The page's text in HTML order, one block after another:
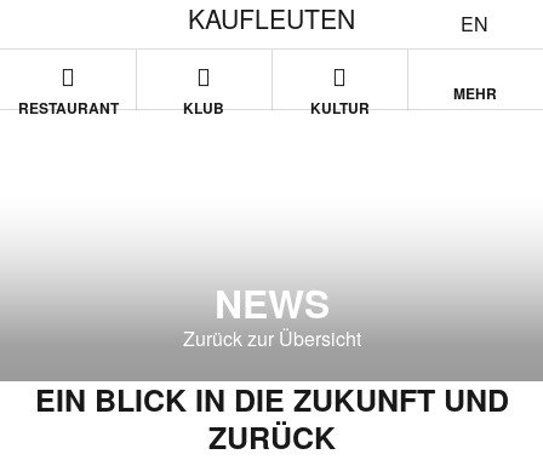
EN
KAUFLEUTEN
RESTAURANT KLUB KULTUR
MEHR
NEWS
Zurück zur Übersicht
EIN BLICK IN DIE ZUKUNFT UND
ZURÜCK